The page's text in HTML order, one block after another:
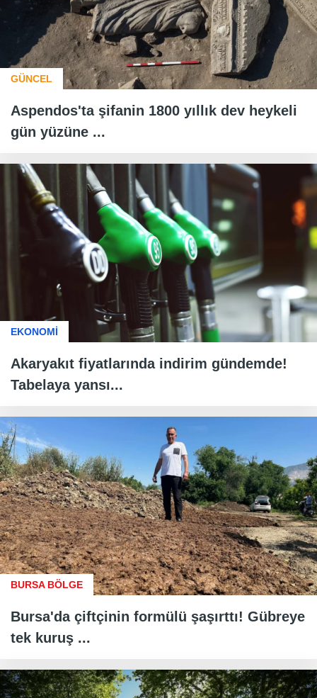
GÜNCEL
Aspendos'ta şifanin 1800 yıllık dev heykeli
gün yüzüne ...
EKONOMİ
Akaryakıt fiyatlarında indirim gündemde!
Tabelaya yansı...
BURSA BÖLGE
Bursa'da çiftçinin formülü şaşırttı! Gübreye
tek kuruş ...